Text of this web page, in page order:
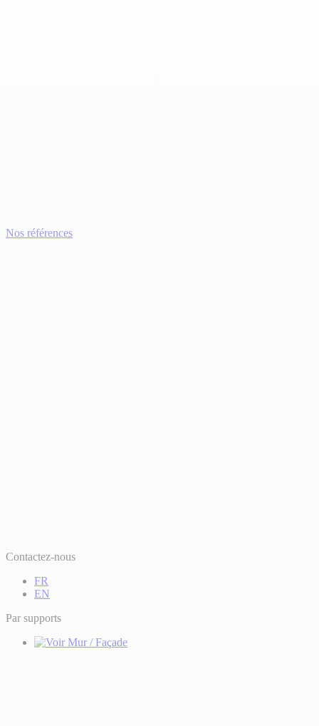
Nos références
Contactez-nous
FR
EN
Par supports